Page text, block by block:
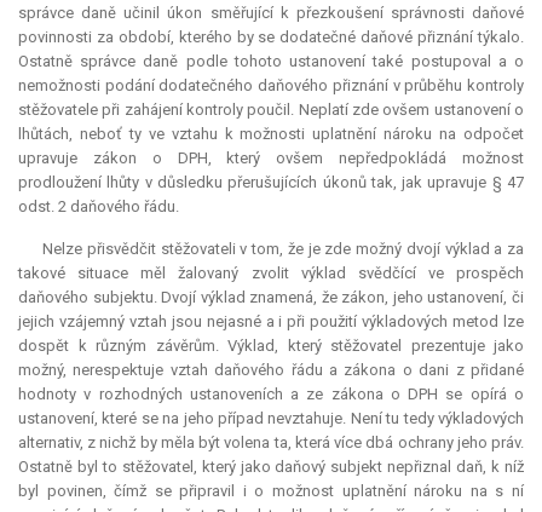
správce daně učinil úkon směřující k přezkoušení správnosti daňové
povinnosti za období, kterého by se dodatečné daňové přiznání týkalo.
Ostatně správce daně podle tohoto ustanovení také postupoval a o
nemožnosti podání dodatečného daňového přiznání v průběhu kontroly
stěžovatele při zahájení kontroly poučil. Neplatí zde ovšem ustanovení o
lhůtách, neboť ty ve vztahu k možnosti uplatnění nároku na odpočet
upravuje zákon o DPH, který ovšem nepředpokládá možnost
prodloužení lhůty v důsledku přerušujících úkonů tak, jak upravuje § 47
odst. 2 daňového řádu.
Nelze přisvědčit stěžovateli v tom, že je zde možný dvojí výklad a za
takové situace měl žalovaný zvolit výklad svědčící ve prospěch
daňového subjektu. Dvojí výklad znamená, že zákon, jeho ustanovení, či
jejich vzájemný vztah jsou nejasné a i při použití výkladových metod lze
dospět k různým závěrům. Výklad, který stěžovatel prezentuje jako
možný, nerespektuje vztah daňového řádu a zákona o dani z přidané
hodnoty v rozhodných ustanoveních a ze zákona o DPH se opírá o
ustanovení, které se na jeho případ nevztahuje. Není tu tedy výkladových
alternativ, z nichž by měla být volena ta, která více dbá ochrany jeho práv.
Ostatně byl to stěžovatel, který jako daňový subjekt nepřiznal daň, k níž
byl povinen, čímž se připravil i o možnost uplatnění nároku na s ní